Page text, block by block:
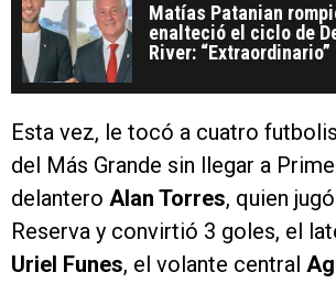
Matías Patanian
enalteció el ciclo de
River: “Extraordinario”
Esta vez, le tocó a cuatro
del Más Grande sin llegar a
delantero Alan Torres, quien
Reserva y convirtió 3 goles, el
Uriel Funes, el volante central